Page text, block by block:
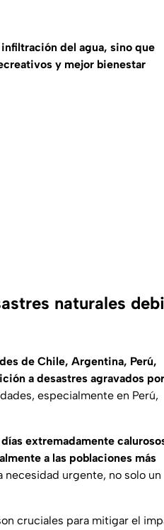
del agua, sino que
y mejor bienestar
naturales
de Chile, Argentina, Perú,
a desastres agravados
especialmente en Perú,
extremadamente
a las poblaciones más
necesidad urgente, no solo un
cruciales para mitigar el